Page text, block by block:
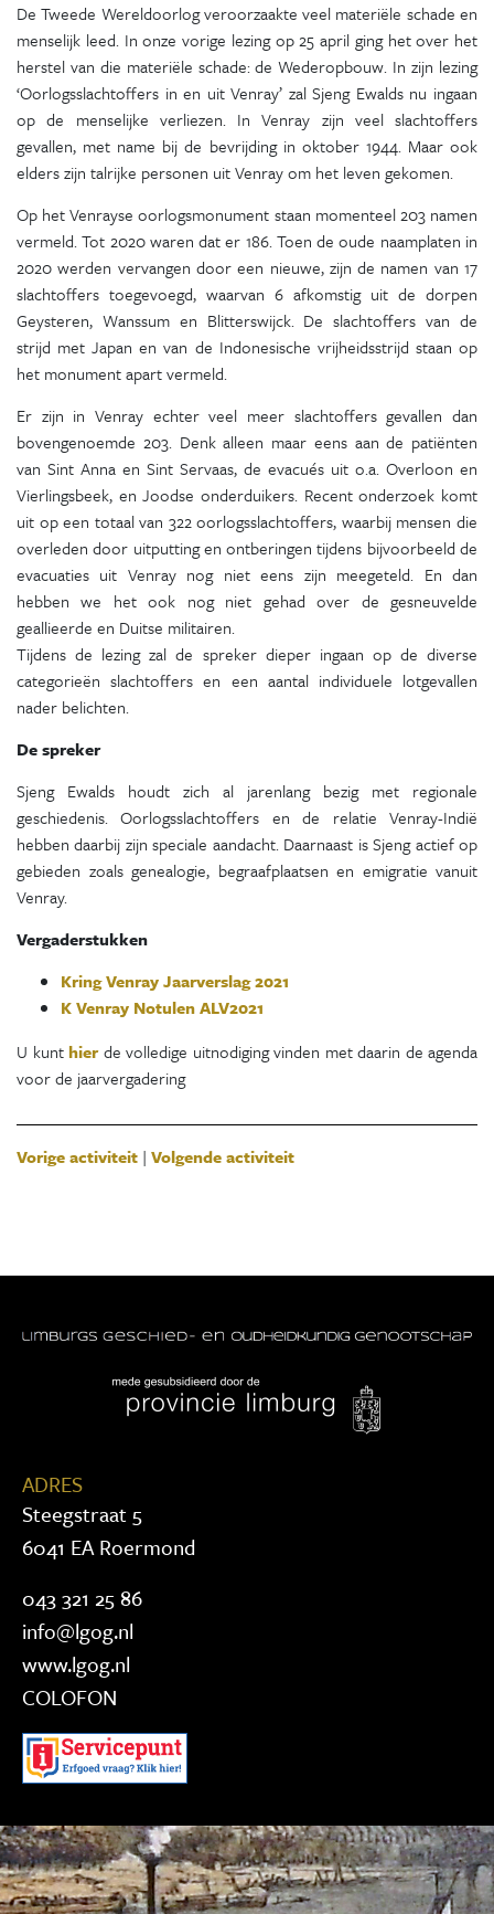
De Tweede Wereldoorlog veroorzaakte veel materiële schade en
menselijk leed. In onze vorige lezing op 25 april ging het over het
herstel van die materiële schade: de Wederopbouw. In zijn lezing
‘Oorlogsslachtoffers in en uit Venray’ zal Sjeng Ewalds nu ingaan
op de menselijke verliezen. In Venray zijn veel slachtoffers
gevallen, met name bij de bevrijding in oktober 1944. Maar ook
elders zijn talrijke personen uit Venray om het leven gekomen.
Op het Venrayse oorlogsmonument staan momenteel 203 namen
vermeld. Tot 2020 waren dat er 186. Toen de oude naamplaten in
2020 werden vervangen door een nieuwe, zijn de namen van 17
slachtoffers toegevoegd, waarvan 6 afkomstig uit de dorpen
Geysteren, Wanssum en Blitterswijck. De slachtoffers van de
strijd met Japan en van de Indonesische vrijheidsstrijd staan op
het monument apart vermeld.
Er zijn in Venray echter veel meer slachtoffers gevallen dan
bovengenoemde 203. Denk alleen maar eens aan de patiënten
van Sint Anna en Sint Servaas, de evacués uit o.a. Overloon en
Vierlingsbeek, en Joodse onderduikers. Recent onderzoek komt
uit op een totaal van 322 oorlogsslachtoffers, waarbij mensen die
overleden door uitputting en ontberingen tijdens bijvoorbeeld de
evacuaties uit Venray nog niet eens zijn meegeteld. En dan
hebben we het ook nog niet gehad over de gesneuvelde
geallieerde en Duitse militairen.
Tijdens de lezing zal de spreker dieper ingaan op de diverse
categorieën slachtoffers en een aantal individuele lotgevallen
nader belichten.
De spreker
Sjeng Ewalds houdt zich al jarenlang bezig met regionale
geschiedenis. Oorlogsslachtoffers en de relatie Venray-Indië
hebben daarbij zijn speciale aandacht. Daarnaast is Sjeng actief op
gebieden zoals genealogie, begraafplaatsen en emigratie vanuit
Venray.
Vergaderstukken
Kring Venray Jaarverslag 2021
K Venray Notulen ALV2021
U kunthierde volledige uitnodiging vinden met daarin de agenda
voor de jaarvergadering
Vorige activiteit | Volgende activiteit
ADRES
Steegstraat 5
6041 EA Roermond
043 321 25 86
info@lgog.nl
www.lgog.nl
COLOFON